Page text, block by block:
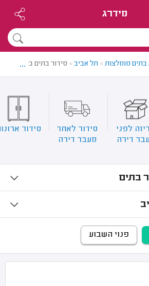
מידרג
מומלצות> תל אביב> סידור בתים בתל אביב
...
לפני
דירה
סידור לאחר
מעבר דירה
סידור
בתים
פנוי השבוע